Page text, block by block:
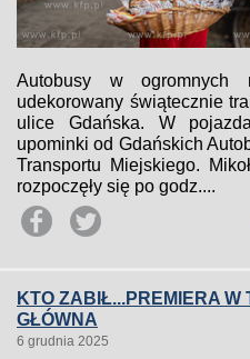
Autobusy w ogromnych
udekorowany świątecznie
ulice Gdańska. W
upominki od Gdańskich
Transportu Miejskiego.
rozpoczęły się po godz....
KTO ZABIŁ...PREMIERA W
GŁÓWNA
6 grudnia 2025